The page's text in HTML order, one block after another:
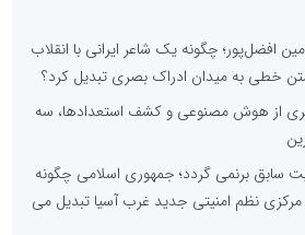
افضل‌پور؛ چگونه یک شاعر ایرانی با انقلاب
خطی به میدان ادراک بصری تبدیل کرد؟
از هوش مصنوعی و کشف استعدادها، سه
سابق برنمی گردد؛ جمهوری اسلامی چگونه
مرکزی نظم امنیتی جدید غرب آسیا تبدیل می